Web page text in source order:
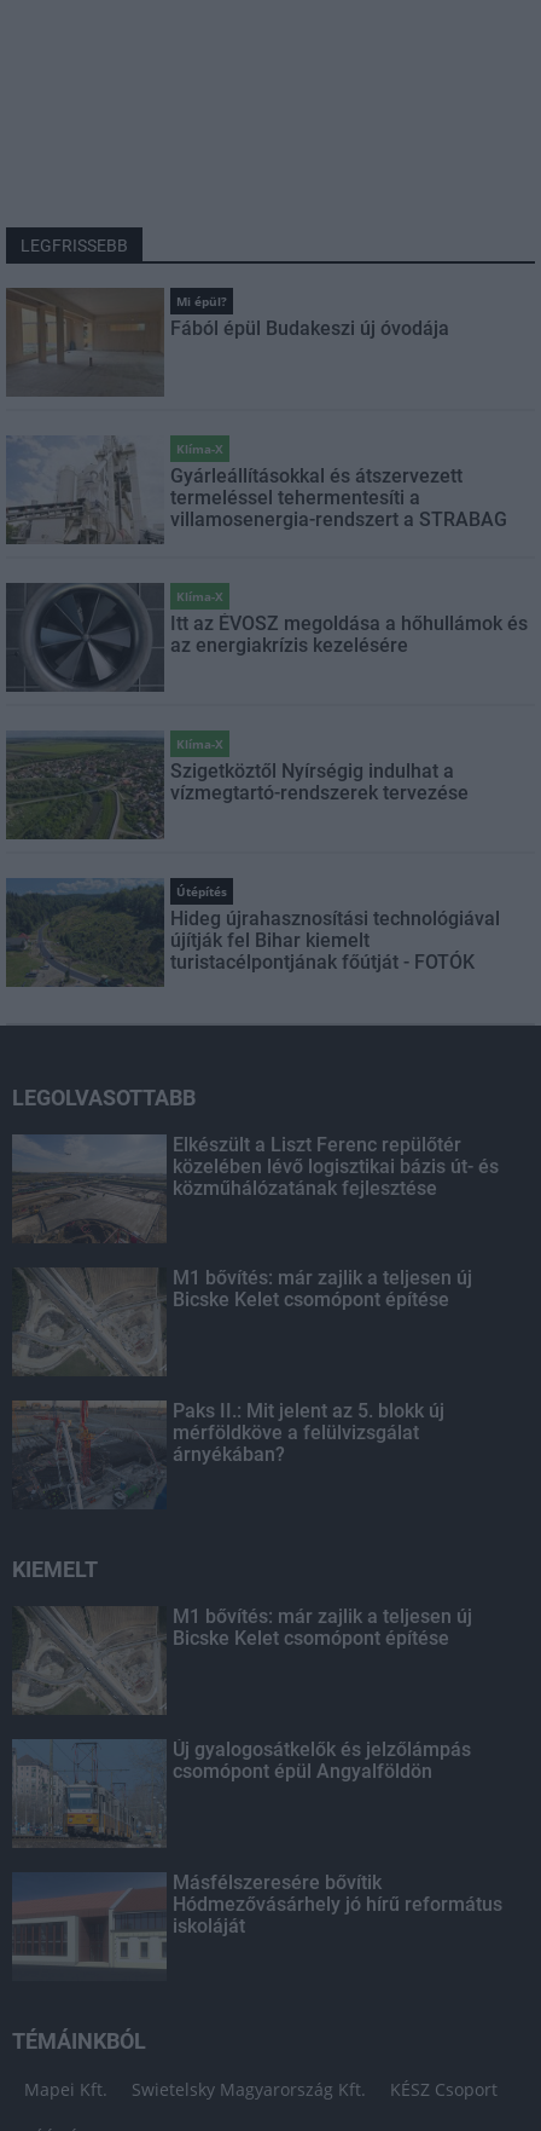
LEGFRISSEBB
Mi épül?
Fából épül Budakeszi új óvodája
Klíma-X
Gyárleállításokkal és átszervezett
termeléssel tehermentesíti a
villamosenergia-rendszert a STRABAG
Klíma-X
Itt az ÉVOSZ megoldása a hőhullámok és
az energiakrízis kezelésére
Klíma-X
Szigetköztől Nyírségig indulhat a
vízmegtartó-rendszerek tervezése
Útépítés
Hideg újrahasznosítási technológiával
újítják fel Bihar kiemelt
turistacélpontjának főútját - FOTÓK
LEGOLVASOTTABB
Elkészült a Liszt Ferenc repülőtér
közelében lévő logisztikai bázis út- és
közműhálózatának fejlesztése
M1 bővítés: már zajlik a teljesen új
Bicske Kelet csomópont építése
Paks II.: Mit jelent az 5. blokk új
mérföldköve a felülvizsgálat
árnyékában?
KIEMELT
M1 bővítés: már zajlik a teljesen új
Bicske Kelet csomópont építése
Új gyalogosátkelők és jelzőlámpás
csomópont épül Angyalföldön
Másfélszeresére bővítik
Hódmezővásárhely jó hírű református
iskoláját
TÉMÁINKBÓL
Mapei Kft. Swietelsky Magyarország Kft. KÉSZ Csoport